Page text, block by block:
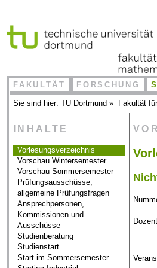
FAKULTÄT FORSCHUNG
Sie sind hier:TU Dortmund » Fakultät
INHALTE
Vorlesungsverzeichnis
Vorschau Wintersemester
Vorschau Sommersemester
Prüfungsausschüsse,
allgemeine Prüfungsfragen
Ansprechpersonen,
Kommissionen und
Ausschüsse
Studienberatung
Studienstart
Start im Sommersemester